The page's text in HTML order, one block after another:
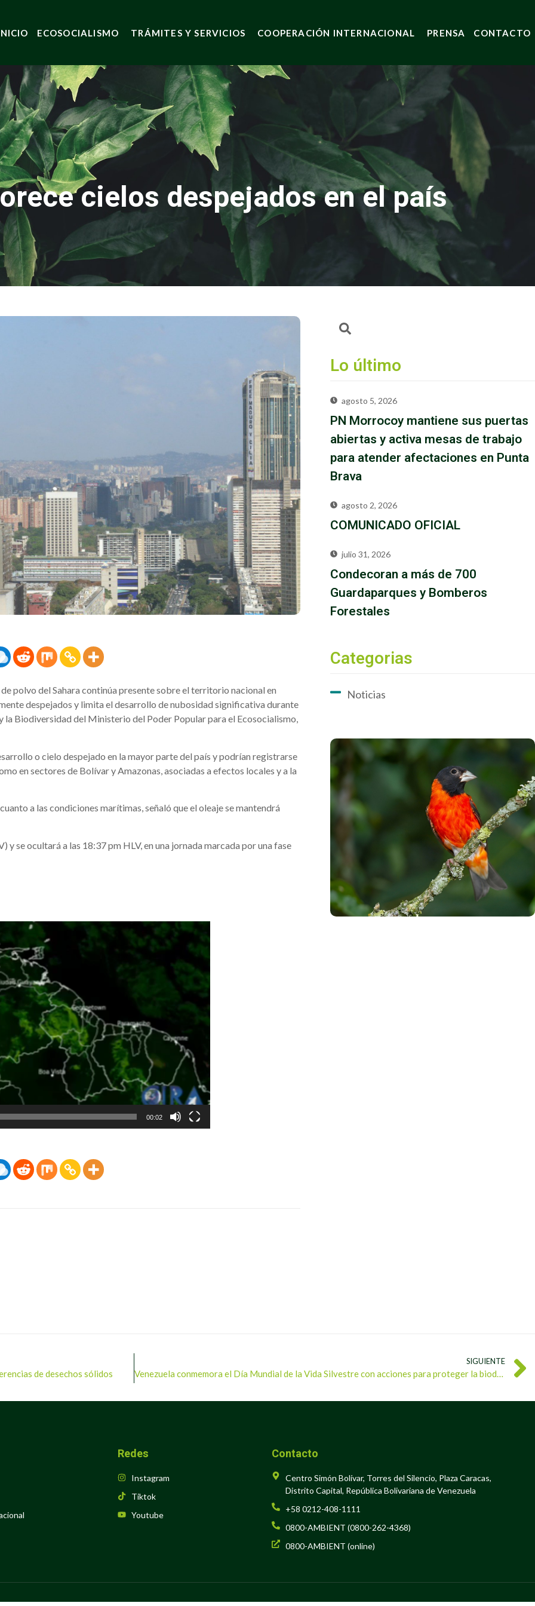
ECOSOCIALISMO TRÁMITES Y SERVICIOS COOPERACIÓN INTERNACIONAL PRENSA CONTACTO
cielos despejados en el país
de polvo del Sahara continúa presente sobre el territorio nacional en
despejados y limita el desarrollo de nubosidad significativa durante
Biodiversidad del Ministerio del Poder Popular para el Ecosocialismo,
o cielo despejado en la mayor parte del país y podrían registrarse
en sectores de Bolívar y Amazonas, asociadas a efectos locales y a la
a las condiciones marítimas, señaló que el oleaje se mantendrá
y se ocultará a las 18:37 pm HLV, en una jornada marcada por una fase
00:02
Lo último
agosto 5, 2026
PN Morrocoy mantiene sus puertas
abiertas y activa mesas de trabajo
para atender afectaciones en Punta
Brava
agosto 2, 2026
COMUNICADO OFICIAL
julio 31, 2026
Condecoran a más de 700
Guardaparques y Bomberos
Forestales
Categorias
Noticias
.
de desechos sólidos
SIGUIENTE
Venezuela conmemora el Día Mundial de la Vida Silvestre con acciones para proteger la biodiversidad
Redes
Instagram
Tiktok
Youtube
Contacto
Centro Simón Bolívar, Torres del Silencio, Plaza Caracas,
Distrito Capital, República Bolivariana de Venezuela
+58 0212-408-1111
0800-AMBIENT (0800-262-4368)
0800-AMBIENT (online)